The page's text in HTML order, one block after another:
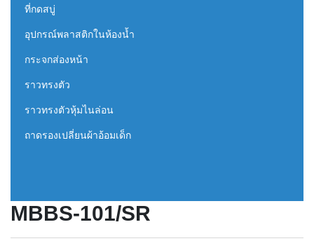
ที่กดสบู่
อุปกรณ์พลาสติกในห้องน้ำ
กระจกส่องหน้า
ราวทรงตัว
ราวทรงตัวหุ้มไนล่อน
ถาดรองเปลี่ยนผ้าอ้อมเด็ก
MBBS-101/SR